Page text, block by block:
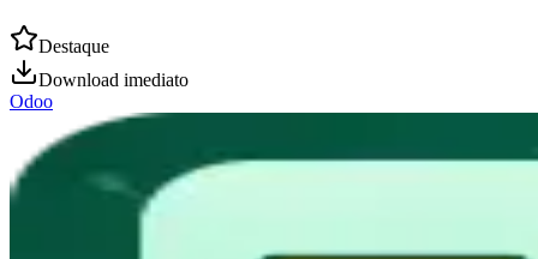
Destaque
Download imediato
Odoo